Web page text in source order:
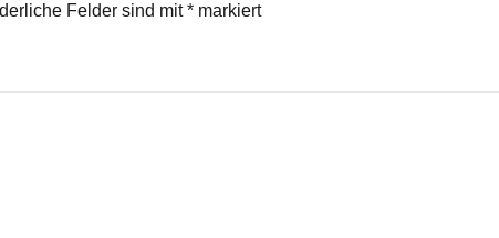
Felder sind mit* markiert